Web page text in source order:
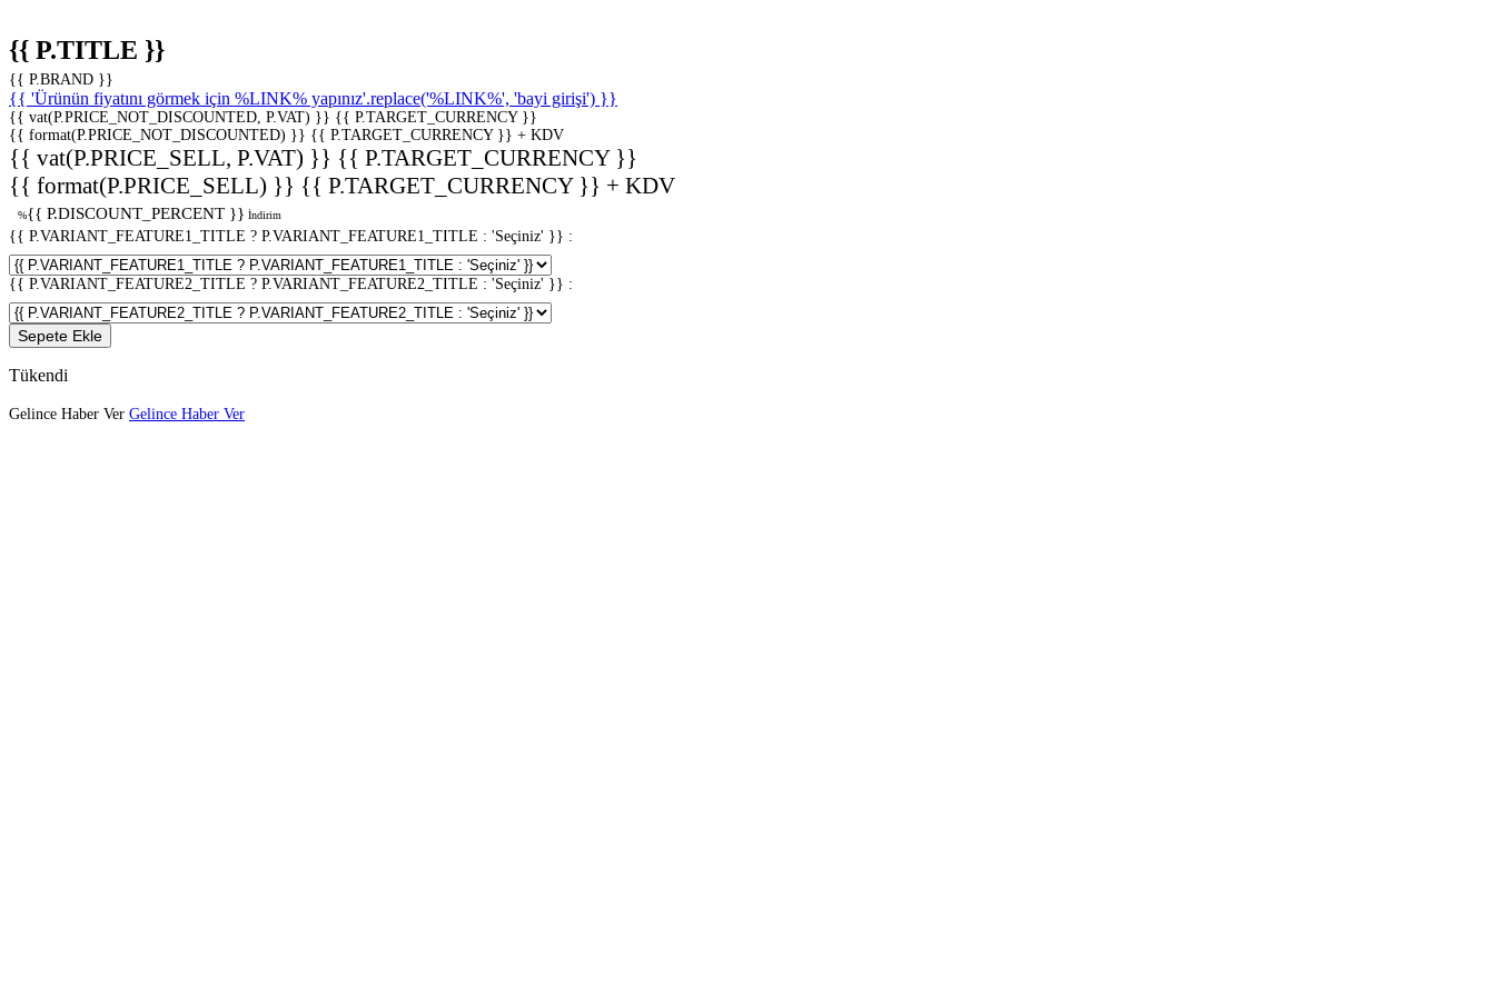
{{ P.TITLE }}
{{ P.BRAND }}
{{ 'Ürünün fiyatını görmek için %LINK% yapınız'.replace('%LINK%', 'bayi girişi') }}
{{ vat(P.PRICE_NOT_DISCOUNTED, P.VAT) }} {{ P.TARGET_CURRENCY }}
{{ format(P.PRICE_NOT_DISCOUNTED) }} {{ P.TARGET_CURRENCY }} + KDV
{{ vat(P.PRICE_SELL, P.VAT) }} {{ P.TARGET_CURRENCY }}
{{ format(P.PRICE_SELL) }} {{ P.TARGET_CURRENCY }} + KDV
%{{ P.DISCOUNT_PERCENT }} İndirim
{{ P.VARIANT_FEATURE1_TITLE ? P.VARIANT_FEATURE1_TITLE : 'Seçiniz' }} :
{{ P.VARIANT_FEATURE2_TITLE ? P.VARIANT_FEATURE2_TITLE : 'Seçiniz' }} :
Sepete Ekle
Tükendi
Gelince Haber Ver Gelince Haber Ver